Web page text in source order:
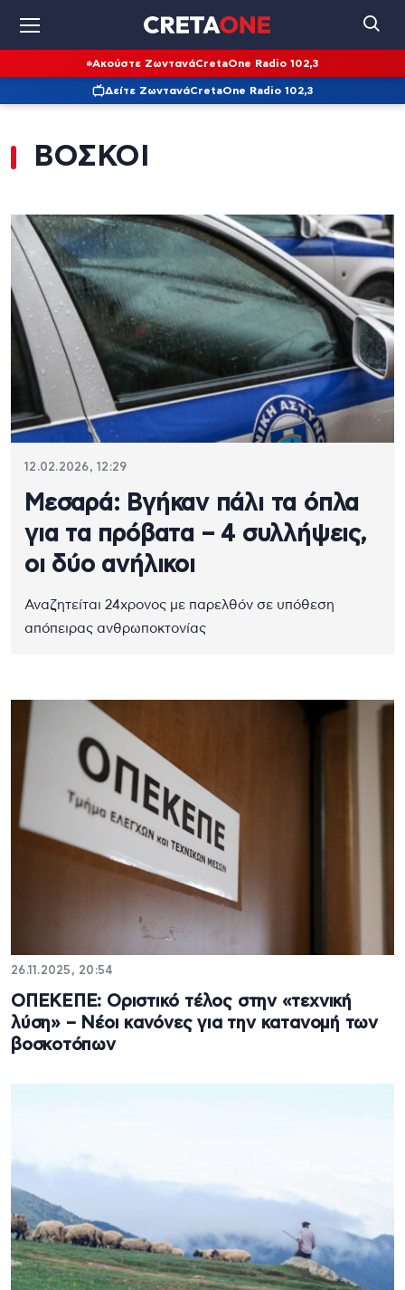
Ακούστε ΖωντανάCretaOne Radio 102,3
Δείτε ΖωντανάCretaOne Radio 102,3
ΒΟΣΚΟΙ
12.02.2026, 12:29
Μεσαρά: Βγήκαν πάλι τα όπλα
για τα πρόβατα – 4 συλλήψεις,
οι δύο ανήλικοι
Αναζητείται 24χρονος με παρελθόν σε υπόθεση
απόπειρας ανθρωποκτονίας
26.11.2025, 20:54
ΟΠΕΚΕΠΕ: Οριστικό τέλος στην «τεχνική
λύση» – Νέοι κανόνες για την κατανομή των
βοσκοτόπων